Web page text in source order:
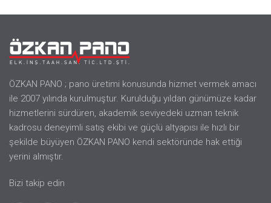
ÖZKAN PANO ; pano üretimi konusunda hizmet vermek amacı
ile 2007 yılında kurulmuştur. Kurulduğu yıldan günümüze kadar
hizmetlerini sürdüren, akademik seviyedeki uzman teknik
kadrosu deneyimli satış ekibi ve güçlü altyapısı ile hızlı bir
şekilde büyüyen ÖZKAN PANO kendi sektöründe hak ettiği
yerini almıştır.
Bizi takip edin